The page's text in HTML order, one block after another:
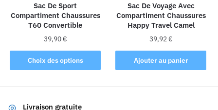
Sac De Sport
Compartiment Chaussures
T60 Convertible
39,90€
Choix des options
Ce
produit
variations.
Sac De Voyage Avec
Compartiment Chaussures
Happy Travel Camel
39,92€
Ajouter au panier
Livraison gratuite